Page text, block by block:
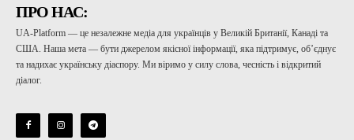
ПРО НАС:
UA-Platform — це незалежне медіа для українців у Великій Британії, Канаді та
США. Наша мета — бути джерелом якісної інформації, яка підтримує, об’єднує
та надихає українську діаспору. Ми віримо у силу слова, чесність і відкритий
діалог.